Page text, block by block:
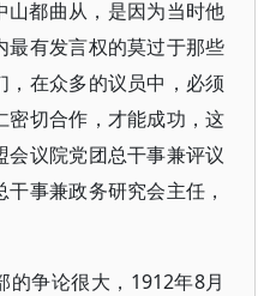
山都曲从，是因为当时他
最有发言权的莫过于那些
在众多的议员中，必须
密切合作，才能成功，这
议院党团总干事兼评议
事兼政务研究会主任，
的争论很大，1912年8月